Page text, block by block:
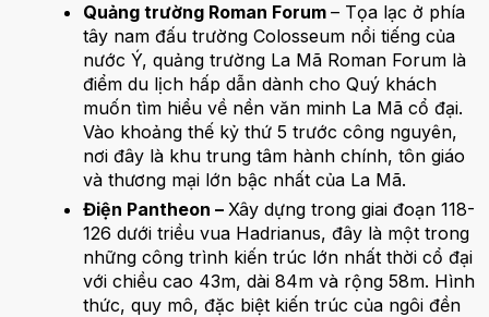
Quảng trường Roman Forum – Tọa lạc ở phía
tây nam đấu trường Colosseum nổi tiếng của
nước Ý, quảng trường La Mã Roman Forum là
điểm du lịch hấp dẫn dành cho Quý khách
muốn tìm hiểu về nền văn minh La Mã cổ đại.
Vào khoảng thế kỷ thứ 5 trước công nguyên,
nơi đây là khu trung tâm hành chính, tôn giáo
và thương mại lớn bậc nhất của La Mã.
Điện Pantheon – Xây dựng trong giai đoạn 118-
126 dưới triều vua Hadrianus, đây là một trong
những công trình kiến trúc lớn nhất thời cổ đại
với chiều cao 43m, dài 84m và rộng 58m. Hình
thức, quy mô, đặc biệt kiến trúc của ngôi đền